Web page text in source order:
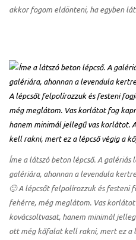
akkor fogom eldönteni, ha egyben
Íme a látszó beton lépcső. A
galériára, ahonnan a levendula
🙂 A lépcsőt felpolírozzuk és festeni
fehérre, még meglátom. Vas korlátot
kovácsoltvasat, hanem minimál
ott még kőfalat kell rakni, mert ez a